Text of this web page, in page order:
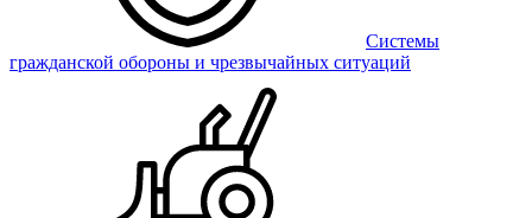
Системы
гражданской обороны и чрезвычайных ситуаций